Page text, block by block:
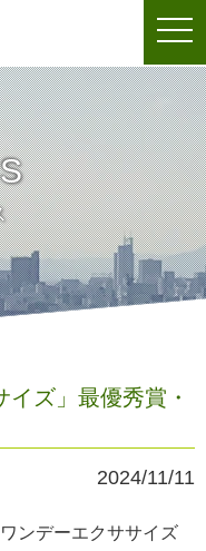
イズ」最優秀賞・
2024/11/11
ンデーエクササイズ